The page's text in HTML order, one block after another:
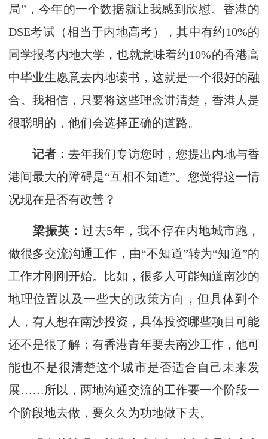
局”，今年的一个数据就让我感到欣慰。香港的
DSE考试（相当于内地高考），其中有约10%的
同学报考内地大学，也就意味着约10%的香港高
中毕业生愿意去内地读书，这就是一个很好的融
合。我相信，只要将这些理念讲清楚，香港人是
很聪明的，他们会选择正确的道路。
记者： 去年我们专访您时，您提出内地与香
港间最大的障碍是“互相不知道”。您觉得这一情
况现在是否有改善？
梁振英： 过去5年，我不停在内地城市跑，
做很多交流沟通工作，由“不知道”转为“知道”的
工作才刚刚开始。比如，很多人可能知道南沙的
地理位置以及一些大的政策方向，但具体到个
人，有人想在南沙投资，具体投资哪些项目可能
还不是很了解；有香港青年要去南沙工作，他可
能也不是很清楚这个城市是否适合自己未来发
展……所以，两地沟通交流的工作要一个阶段一
个阶段地去做，要久久为功地做下去。